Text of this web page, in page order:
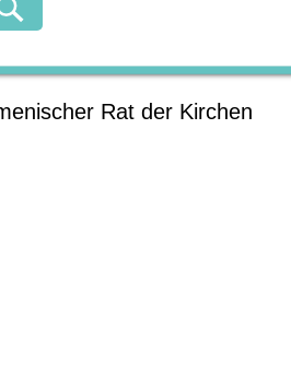
Rat der Kirchen